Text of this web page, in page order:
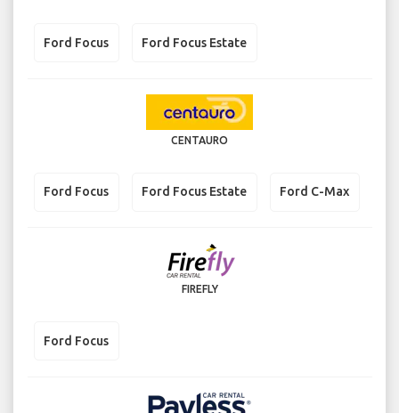
Ford Focus Ford Focus Estate
CENTAURO
Ford Focus Ford Focus Estate Ford C-Max
FIREFLY
Ford Focus